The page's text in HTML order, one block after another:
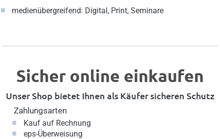
medienübergreifend: Digital, Print, Seminare
Sicher online einkaufen
Unser Shop bietet Ihnen als Käufer sicheren Schutz
Zahlungsarten
Kauf auf Rechnung
eps-Überweisung